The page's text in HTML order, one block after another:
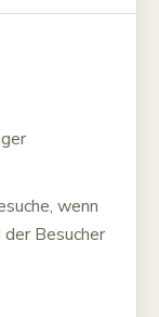
wenn
Besucher